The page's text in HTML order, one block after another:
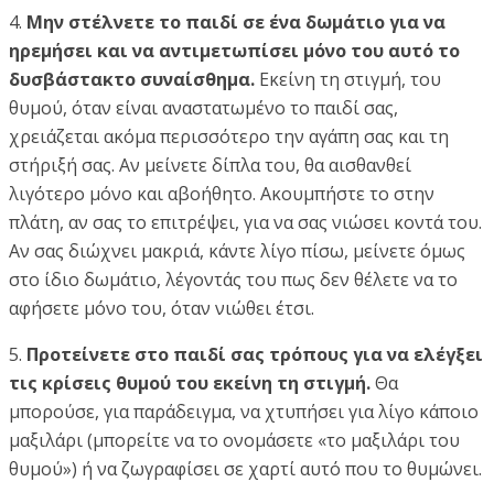
4. Μην στέλνετε το παιδί σε ένα δωμάτιο για να
ηρεμήσει και να αντιμετωπίσει μόνο του αυτό το
δυσβάστακτο συναίσθημα. Εκείνη τη στιγμή, του
θυμού, όταν είναι αναστατωμένο το παιδί σας,
χρειάζεται ακόμα περισσότερο την αγάπη σας και τη
στήριξή σας. Αν μείνετε δίπλα του, θα αισθανθεί
λιγότερο μόνο και αβοήθητο. Ακουμπήστε το στην
πλάτη, αν σας το επιτρέψει, για να σας νιώσει κοντά του.
Αν σας διώχνει μακριά, κάντε λίγο πίσω, μείνετε όμως
στο ίδιο δωμάτιο, λέγοντάς του πως δεν θέλετε να το
αφήσετε μόνο του, όταν νιώθει έτσι.
5. Προτείνετε στο παιδί σας τρόπους για να ελέγξει
τις κρίσεις θυμού του εκείνη τη στιγμή.Θα
μπορούσε, για παράδειγμα, να χτυπήσει για λίγο κάποιο
μαξιλάρι (μπορείτε να το ονομάσετε «το μαξιλάρι του
θυμού») ή να ζωγραφίσει σε χαρτί αυτό που το θυμώνει.